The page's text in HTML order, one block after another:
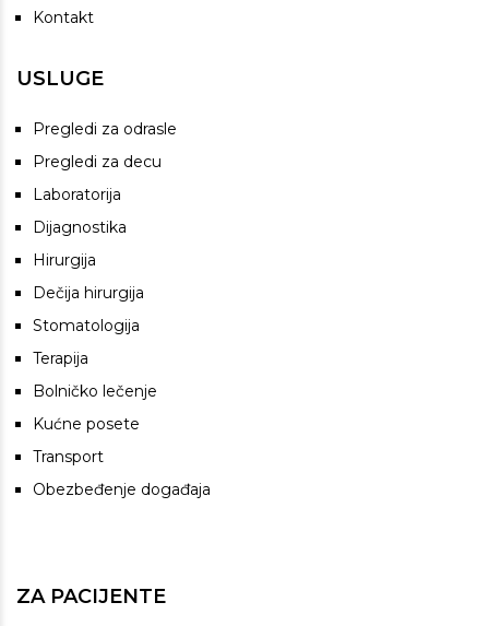
Kontakt
USLUGE
Pregledi za odrasle
Pregledi za decu
Laboratorija
Dijagnostika
Hirurgija
Dečija hirurgija
Stomatologija
Terapija
Bolničko lečenje
Kućne posete
Transport
Obezbeđenje događaja
ZA PACIJENTE